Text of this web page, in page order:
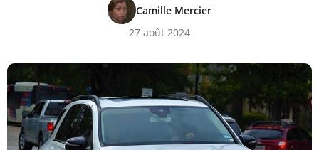
Camille Mercier
27 août 2024